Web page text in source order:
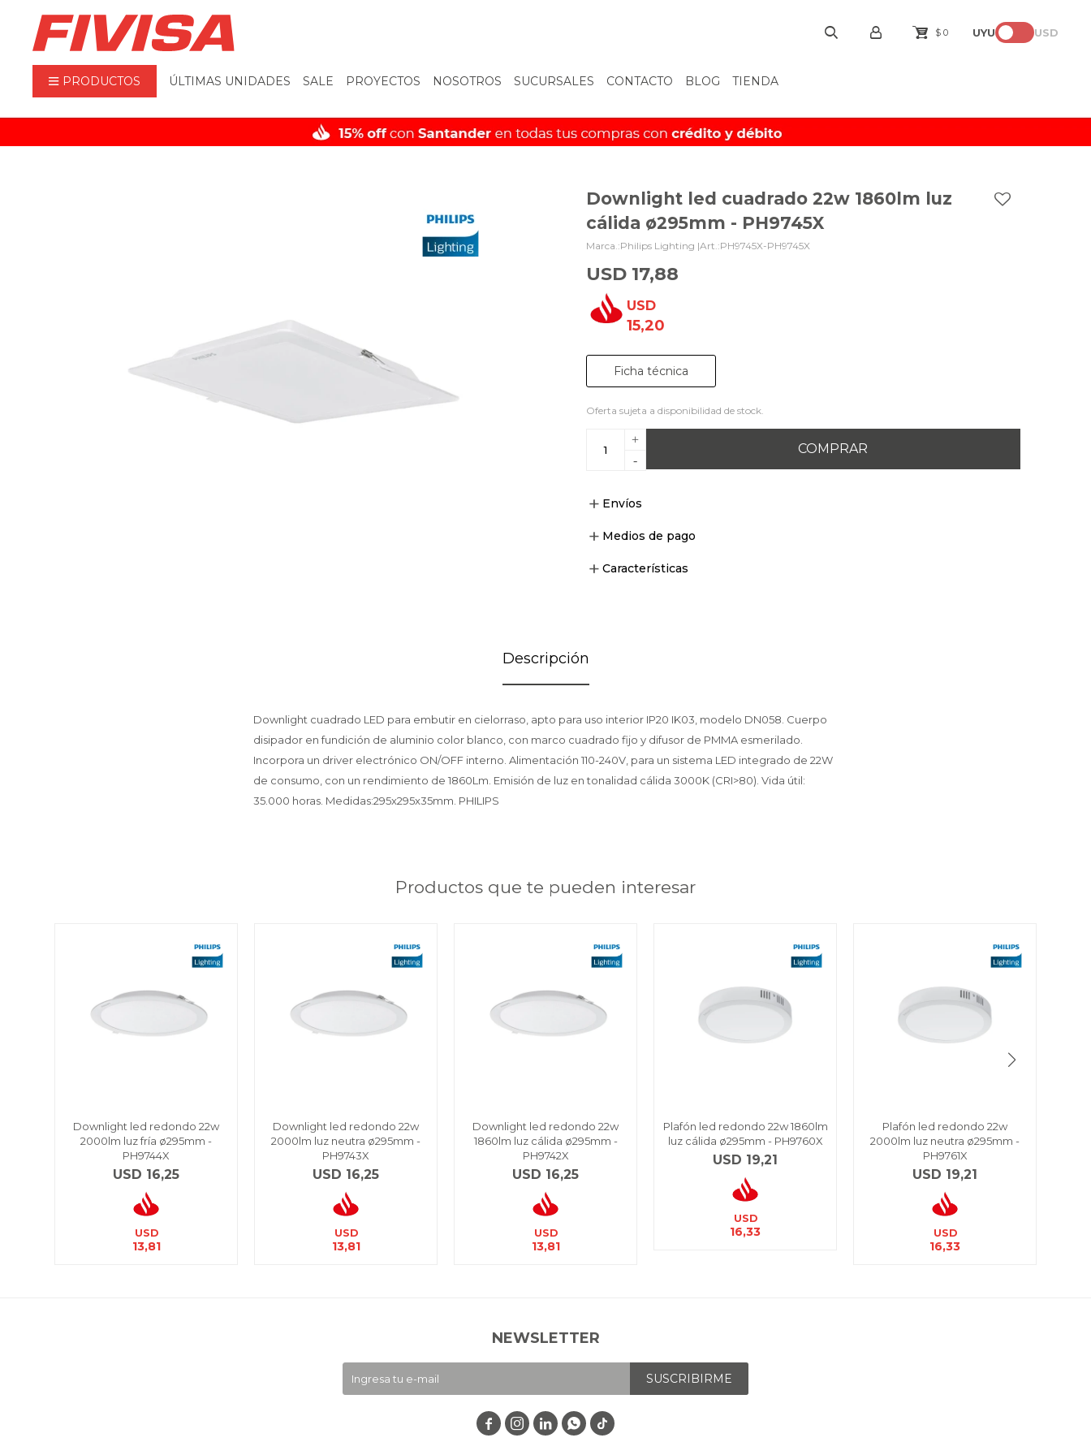
PRODUCTOS ÚLTIMAS UNIDADES SALE PROYECTOS NOSOTROS SUCURSALES CONTACTO BLOG TIENDA
$ 0 UYU USD
Downlight led cuadrado 22w 1860lm luz
cálida ø295mm - PH9745X
Philips Lighting | PH9745X-PH9745X
USD 17,88
USD
15,20
Ficha técnica
Oferta sujeta a disponibilidad de stock.
+
-
COMPRAR
Envíos
Medios de pago
Características
Descripción
Downlight cuadrado LED para embutir en cielorraso, apto para uso interior IP20 IK03, modelo DN058. Cuerpo
disipador en fundición de aluminio color blanco, con marco cuadrado fijo y difusor de PMMA esmerilado.
Incorpora un driver electrónico ON/OFF interno. Alimentación 110-240V, para un sistema LED integrado de 22W
de consumo, con un rendimiento de 1860Lm. Emisión de luz en tonalidad cálida 3000K (CRI>80). Vida útil:
35.000 horas. Medidas:295x295x35mm. PHILIPS
Productos que te pueden interesar
Downlight led redondo 22w
2000lm luz fría ø295mm -
PH9744X
USD 16,25
USD
13,81
Downlight led redondo 22w
2000lm luz neutra ø295mm -
PH9743X
USD 16,25
USD
13,81
Downlight led redondo 22w
1860lm luz cálida ø295mm -
PH9742X
USD 16,25
USD
13,81
Plafón led redondo 22w 1860lm
luz cálida ø295mm - PH9760X
USD 19,21
USD
16,33
Plafón led redondo 22w
2000lm luz neutra ø295mm -
PH9761X
USD 19,21
USD
16,33
NEWSLETTER
SUSCRIBIRME
   